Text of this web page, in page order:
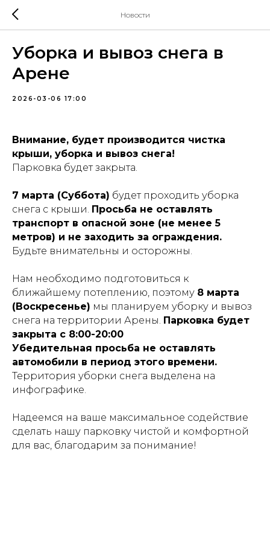
Новости
Уборка и вывоз снега в
Арене
2026-03-06 17:00
Внимание, будет производится чистка
крыши, уборка и вывоз снега!
Парковка будет закрыта.
7 марта (Суббота) будет проходить уборка
снега с крыши. Просьба не оставлять
транспорт в опасной зоне (не менее 5
метров) и не заходить за ограждения.
Будьте внимательны и осторожны.
Нам необходимо подготовиться к
ближайшему потеплению, поэтому 8 марта
(Воскресенье) мы планируем уборку и вывоз
снега на территории Арены. Парковка будет
закрыта с 8:00-20:00
Убедительная просьба не оставлять
автомобили в период этого времени.
Территория уборки снега выделена на
инфографике.
Надеемся на ваше максимальное содействие
сделать нашу парковку чистой и комфортной
для вас, благодарим за понимание!